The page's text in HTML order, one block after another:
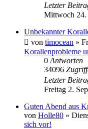
Letzter
Mittwoch 24.
Unbekannter
von timocean »
Korallenprobleme
0 Antworten
34096
Letzter
Freitag 2.
Guten Abend aus
von Holle80 »
sich vor!